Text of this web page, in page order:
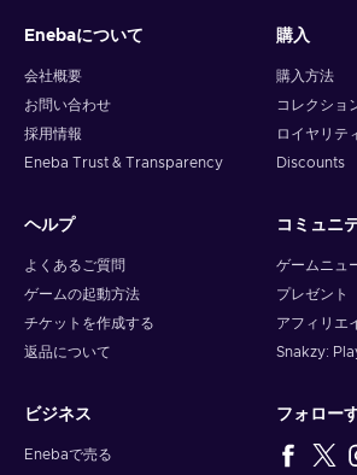
Enebaについて
会社概要
お問い合わせ
採用情報
Eneba Trust & Transparency
購入
購入方法
コレクショ
ロイヤリテ
Discounts
ヘルプ
よくあるご質問
ゲームの起動方法
チケットを作成する
返品について
コミュニ
ゲームニュ
プレゼント
アフィリエ
Snakzy:
ビジネス
Enebaで売る
フォロー